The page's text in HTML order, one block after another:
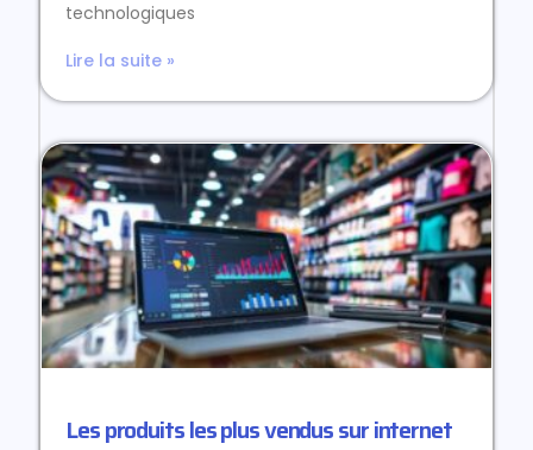
technologiques
Lire la suite »
Les produits les plus vendus sur internet